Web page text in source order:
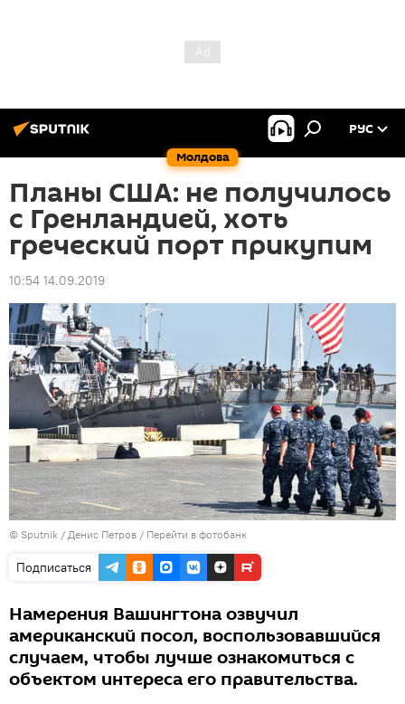
Молдова
РУС
Планы США: не получилось
с Гренландией, хоть
греческий порт прикупим
10:54 14.09.2019
© Sputnik / Денис Петров / Перейти в фотобанк
Подписаться
Намерения Вашингтона озвучил
американский посол, воспользовавшийся
случаем, чтобы лучше ознакомиться с
объектом интереса его правительства.